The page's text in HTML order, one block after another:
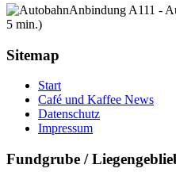
Anbindung A111 -
5 min.)
Sitemap
Start
Café und Kaffee News
Datenschutz
Impressum
Fundgrube /